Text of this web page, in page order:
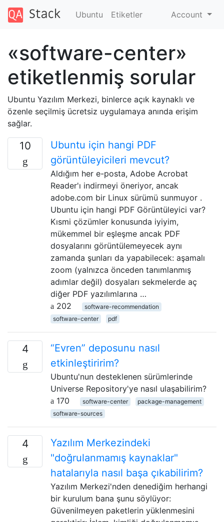
Ubuntu Etiketler Account
«software-center»
etiketlenmiş sorular
Ubuntu Yazılım Merkezi, binlerce açık kaynaklı ve
özenle seçilmiş ücretsiz uygulamaya anında erişim
sağlar.
10
Ubuntu için hangi PDF
görüntüleyicileri mevcut?
Aldığım her e-posta, Adobe Acrobat
Reader'ı indirmeyi öneriyor, ancak
adobe.com bir Linux sürümü sunmuyor .
Ubuntu için hangi PDF Görüntüleyici var?
Kısmi çözümler konusunda iyiyim,
mükemmel bir eşleşme ancak PDF
dosyalarını görüntülemeyecek aynı
zamanda şunları da yapabilecek: aşamalı
zoom (yalnızca önceden tanımlanmış
adımlar değil) dosyaları sekmelerde aç
diğer PDF yazılımlarına …
202
software-recommendation
software-center
pdf
4
“Evren” deposunu nasıl
etkinleştiririm?
Ubuntu'nun desteklenen sürümlerinde
Universe Repository'ye nasıl ulaşabilirim?
170
software-center
package-management
software-sources
4
Yazılım Merkezindeki
"doğrulanmamış kaynaklar"
hatalarıyla nasıl başa çıkabilirim?
Yazılım Merkezi'nden denediğim herhangi
bir kurulum bana şunu söylüyor:
Güvenilmeyen paketlerin yüklenmesini